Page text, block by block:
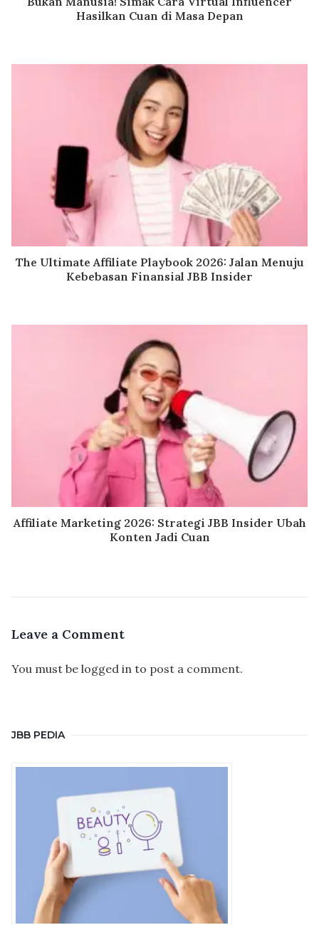
Hasilkan Cuan di Masa Depan
The Ultimate Affiliate Playbook 2026: Jalan Menuju
Kebebasan Finansial JBB Insider
Affiliate Marketing 2026: Strategi JBB Insider Ubah
Konten Jadi Cuan
Leave a Comment
You must be logged in to post a comment.
JBB PEDIA